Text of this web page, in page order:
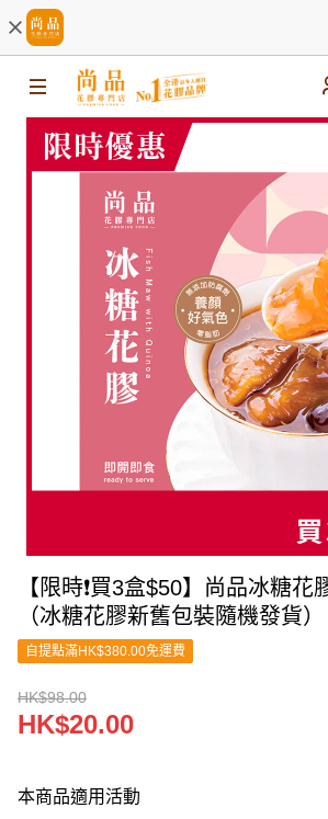
【限時❗買3盒$50】尚品冰糖花
（冰糖花膠新舊包裝隨機發貨）
自提點滿HK$380.00免運費
HK$98.00
HK$20.00
本商品適用活動